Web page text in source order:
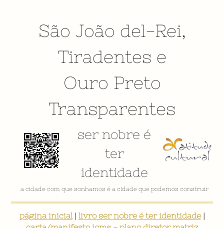
São João del-Rei,
Tiradentes e
Ouro Preto
Transparentes
ser nobre é
ter
identidade
a cidade com que sonhamos é a cidade que podemos construir
página inicial| livro ser nobre é ter identidade|